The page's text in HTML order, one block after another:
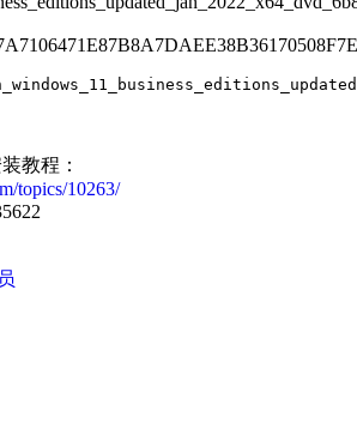
教程：
topics/10263/